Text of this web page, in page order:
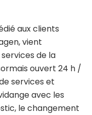
aux clients
vient
de la
ouvert 24 h /
services et
avec les
le changement